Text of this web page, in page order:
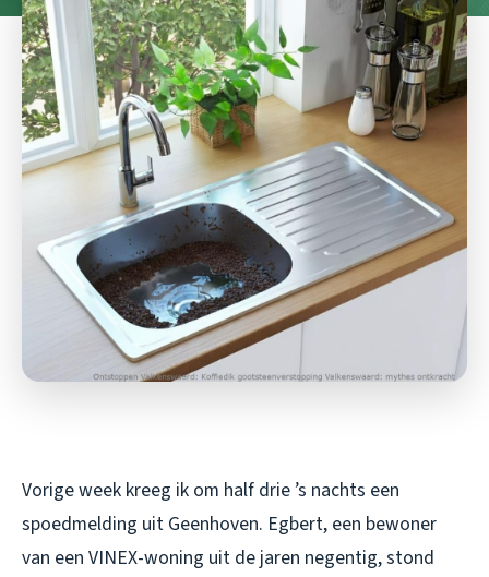
Vorige week kreeg ik om half drie ’s nachts een
spoedmelding uit Geenhoven. Egbert, een bewoner
van een VINEX-woning uit de jaren negentig, stond